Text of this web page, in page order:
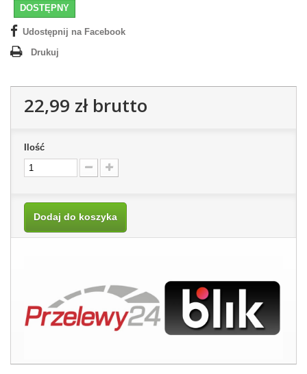
DOSTĘPNY
Udostępnij na Facebook
Drukuj
22,99 złbrutto
Ilość
Dodaj do koszyka